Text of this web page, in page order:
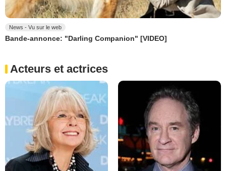
News - Vu sur le web
Bande-annonce: "Darling Companion" [VIDEO]
Acteurs et actrices